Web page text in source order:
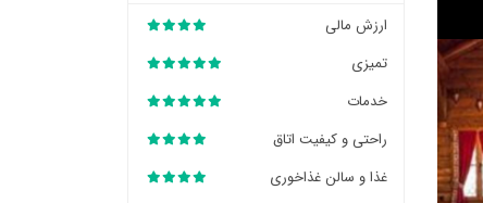
ارزش مالی
تمیزی
خدمات
راحتی و کیفیت اتاق
غذا و سالن غذاخوری